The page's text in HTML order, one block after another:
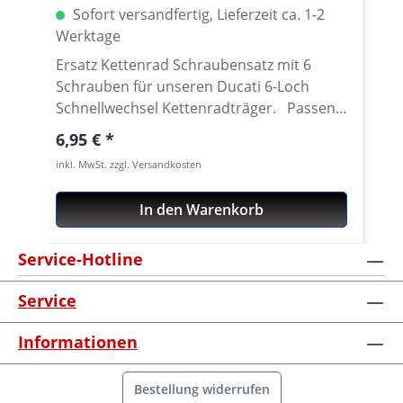
Sofort versandfertig, Lieferzeit ca. 1-2
Werktage
Ersatz Kettenrad Schraubensatz mit 6
Schrauben für unseren Ducati 6-Loch
Schnellwechsel Kettenradträger. Passend
für alle Kettenräder mit 6 Löchern (große
Achse) und Senkung in der Bohrung des
Schraubenlöcher. Material: Stahl, verzinkt
Inhalt: 6 Schrauben
Regulärer Preis:
6,95 €
inkl. MwSt. zzgl. Versandkosten
In den Warenkorb
Service-Hotline
Service
Informationen
Bestellung widerrufen